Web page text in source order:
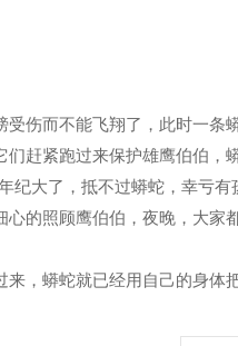
受伤而不能飞翔了，此时一条
们赶紧跑过来保护雄鹰伯伯，
纪大了，抵不过蟒蛇，幸亏
心的照顾鹰伯伯，夜晚，大家
来，蟒蛇就已经用自己的身体